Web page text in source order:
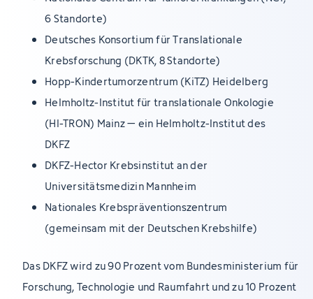
6 Standorte)
Deutsches Konsortium für Translationale
Krebsforschung (DKTK, 8 Standorte)
Hopp-Kindertumorzentrum (KiTZ) Heidelberg
Helmholtz-Institut für translationale Onkologie
(HI-TRON) Mainz – ein Helmholtz-Institut des
DKFZ
DKFZ-Hector Krebsinstitut an der
Universitätsmedizin Mannheim
Nationales Krebspräventionszentrum
(gemeinsam mit der Deutschen Krebshilfe)
Das DKFZ wird zu 90 Prozent vom Bundesministerium für
Forschung, Technologie und Raumfahrt und zu 10 Prozent